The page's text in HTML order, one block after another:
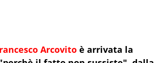
Arcovito è arrivata la